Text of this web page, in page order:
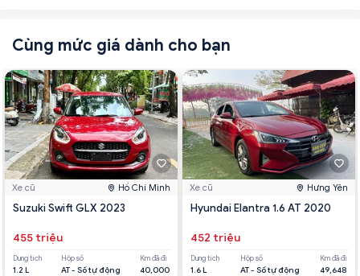
Cùng mức giá dành cho bạn
Xe cũ Hồ Chí Minh
Suzuki Swift GLX 2023
455 triệu
Dung tích
1.2 L
Hộp số
AT - Số tự động
Km đã đi
40,000
Xe cũ Hưng Yên
Hyundai Elantra 1.6 AT 2020
452 triệu
Dung tích
1.6 L
Hộp số
AT - Số tự động
Km đã đi
49,648